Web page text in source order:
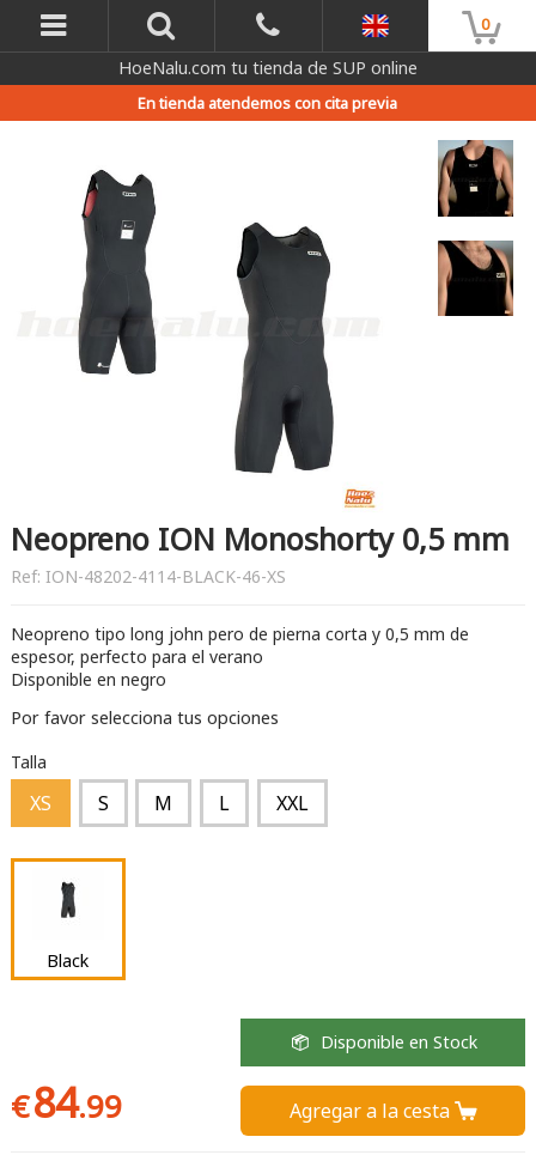
0
HoeNalu.com tu tienda de SUP online
En tienda atendemos con cita previa
Neopreno ION Monoshorty 0,5 mm
Ref: ION-48202-4114-BLACK-46-XS
Neopreno tipo long john pero de pierna corta y 0,5 mm de
espesor, perfecto para el verano
Disponible en negro
Por favor selecciona tus opciones
Talla
XS S M L XXL
Black
€84.99
Disponible en Stock
Agregar a la cesta 